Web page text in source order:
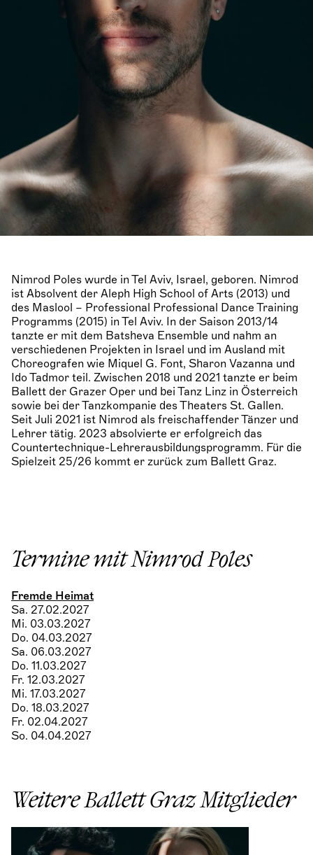
Nimrod Poles wurde in Tel Aviv, Israel, geboren. Nimrod
ist Absolvent der Aleph High School of Arts (2013) und
des Maslool – Professional Professional Dance Training
Programms (2015) in Tel Aviv. In der Saison 2013/14
tanzte er mit dem Batsheva Ensemble und nahm an
verschiedenen Projekten in Israel und im Ausland mit
Choreografen wie Miquel G. Font, Sharon Vazanna und
Ido Tadmor teil. Zwischen 2018 und 2021 tanzte er beim
Ballett der Grazer Oper und bei Tanz Linz in Österreich
sowie bei der Tanzkompanie des Theaters St. Gallen.
Seit Juli 2021 ist Nimrod als freischaffender Tänzer und
Lehrer tätig. 2023 absolvierte er erfolgreich das
Countertechnique-Lehrerausbildungsprogramm. Für die
Spielzeit 25/26 kommt er zurück zum Ballett Graz.
Termine mit Nimrod Poles
Fremde Heimat
Sa. 27.02.2027
Mi. 03.03.2027
Do. 04.03.2027
Sa. 06.03.2027
Do. 11.03.2027
Fr. 12.03.2027
Mi. 17.03.2027
Do. 18.03.2027
Fr. 02.04.2027
So. 04.04.2027
Weitere Ballett Graz Mitglieder